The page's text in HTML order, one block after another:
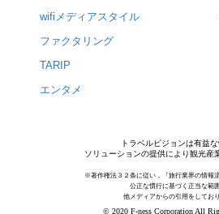
wifiメディアスタイル
ファクタリング
TARIP
エンタメ
トラベルビジョンは有益
ソリューションの提供により観光産
※著作権法３２条に従い，『旅行業界の情報
公正な慣行に基づく正当な範
他メディアからの引用をしており
© 2020 F-ness Corporation All